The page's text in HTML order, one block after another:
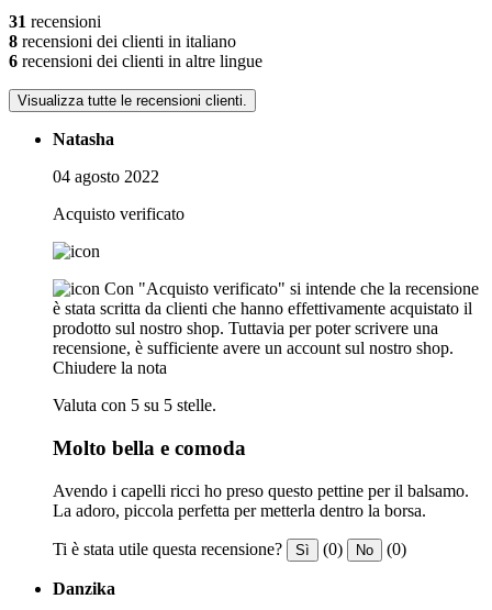
31 recensioni
8 recensioni dei clienti in italiano
6 recensioni dei clienti in altre lingue
Visualizza tutte le recensioni clienti.
Natasha
04 agosto 2022
Acquisto verificato
Con "Acquisto verificato" si intende che la recensione
è stata scritta da clienti che hanno effettivamente acquistato il
prodotto sul nostro shop. Tuttavia per poter scrivere una
recensione, è sufficiente avere un account sul nostro shop.
Chiudere la nota
Valuta con 5 su 5 stelle.
Molto bella e comoda
Avendo i capelli ricci ho preso questo pettine per il balsamo.
La adoro, piccola perfetta per metterla dentro la borsa.
Ti è stata utile questa recensione? Sì (0) No (0)
Danzika